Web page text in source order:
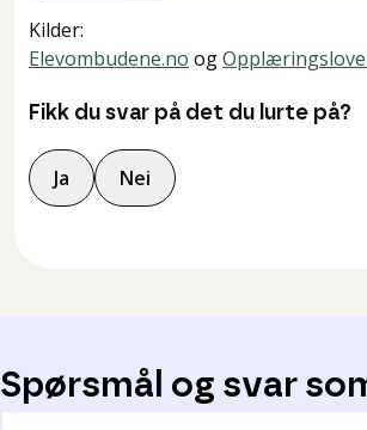
Kilder:
Elevombudene.no og
Fikk du svar på det du lurte på?
Ja Nei
Spørsmål og svar